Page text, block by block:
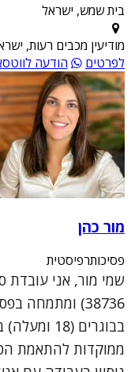
בית שמש, ישראל
מודיעין מכבים רעות,
לפרטים
הודעה
מור כהן
פסיכותרפיסטית
38736) ומתמחה
בבוגרים
ממוקדות להתאמת